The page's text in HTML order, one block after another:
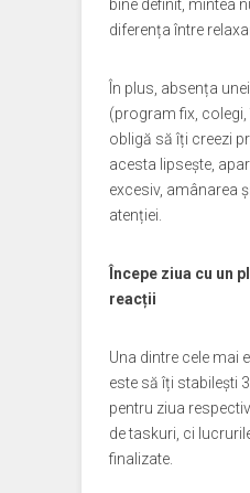
bine definit, mintea
diferența între
În plus, absența
(program fix,
obligă să îți creezi
acesta lipsește,
excesiv, amânarea
atenției.
Începe ziua cu un
reacții
Una dintre cele mai
este să îți stabilești
pentru ziua
de taskuri, ci
finalizate.